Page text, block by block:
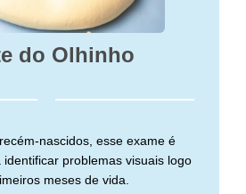
do Olhinho
nascidos, esse exame é
problemas visuais logo
meses de vida.